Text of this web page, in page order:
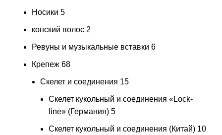
Носики 5
конский волос 2
Ревуны и музыкальные вставки 6
Крепеж 68
Скелет и соединения 15
Скелет кукольный и соединения «Lock-
line» (Германия) 5
Скелет кукольный и соединения (Китай) 10